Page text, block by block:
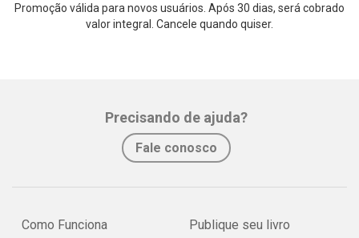
Promoção válida para novos usuários. Após 30 dias, será cobrado
valor integral. Cancele quando quiser.
Precisando de ajuda?
Fale conosco
Como Funciona
Publique seu livro